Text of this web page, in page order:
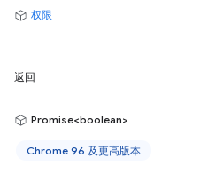
权限
返回
Promise<boolean>
Chrome 96 及更高版本